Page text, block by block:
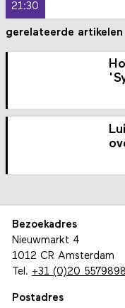
21:30
gerelateerde artikelen
Bezoekadres
Nieuwmarkt 4
1012 CR Amsterdam
Tel. +31 (0)20 5579898
Postadres